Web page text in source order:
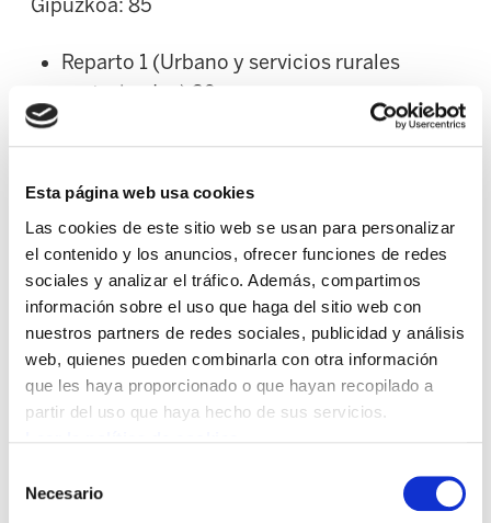
Esta página web usa cookies
Las cookies de este sitio web se usan para personalizar
el contenido y los anuncios, ofrecer funciones de redes
sociales y analizar el tráfico. Además, compartimos
información sobre el uso que haga del sitio web con
nuestros partners de redes sociales, publicidad y análisis
web, quienes pueden combinarla con otra información
que les haya proporcionado o que hayan recopilado a
partir del uso que haya hecho de sus servicios.
Necesario
Gipuzkoa: 85
Reparto 1 (Urbano y servicios rurales
motorizados) 39.
Reparto 2 Pie (Urbano y servicios rurales
no motorizados) 34.
Atención cliente (Oficinas). Tiempo
completo 2. Tiempo parcial 10.
Navarra: 54
Reparto 1 (Urbano y servicios rurales
motorizados) 38.
Reparto 2 Pie (Urbano y servicios rurales
no motorizados) 11.